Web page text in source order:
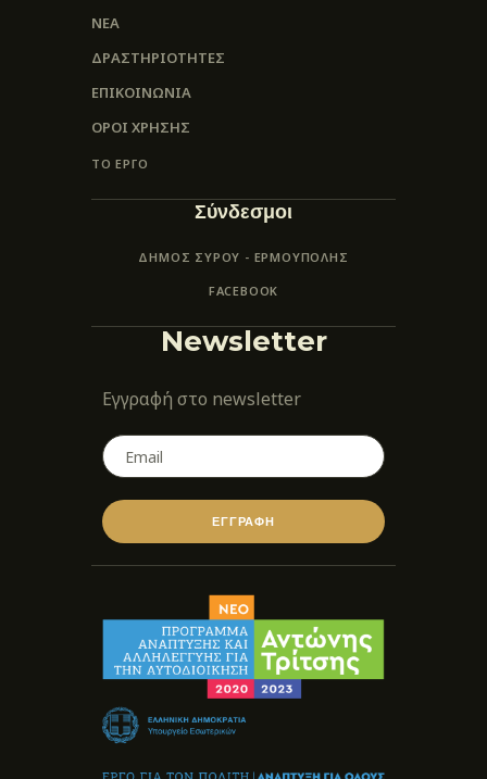
ΝΕΑ
ΔΡΑΣΤΗΡΙΟΤΗΤΕΣ
ΕΠΙΚΟΙΝΩΝΊΑ
ΌΡΟΙ ΧΡΉΣΗΣ
ΤΟ ΕΡΓΟ
Σύνδεσμοι
ΔΗΜΟΣ ΣΥΡΟΥ - ΕΡΜΟΎΠΟΛΗΣ
FACEBOOK
Newsletter
Εγγραφή στο newsletter
ΕΓΓΡΑΦΗ